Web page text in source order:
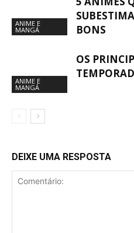
ANIME E
MANGÁ
BONS
ANIME E
MANGÁ
OS
DEIXE UMA RESPOSTA